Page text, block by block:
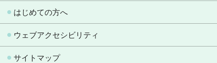
はじめての方へ
ウェブアクセシビリティ
サイトマップ